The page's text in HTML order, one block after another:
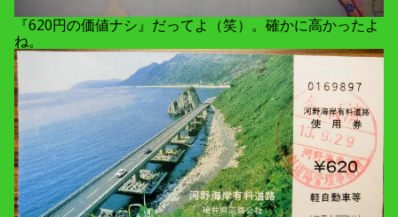
『620円の価値ナシ』だってよ（笑）。確かに高かったよ
ね。